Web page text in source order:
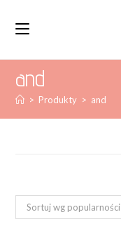
and
> Produkty > and
Sortuj wg popularności